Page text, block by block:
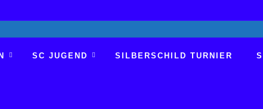
SC JUGEND SILBERSCHILD TURNIER